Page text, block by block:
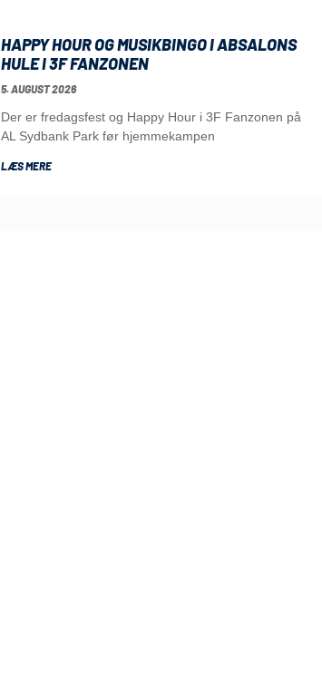
HAPPY HOUR OG MUSIKBINGO I ABSALONS
HULE I 3F FANZONEN
5. AUGUST 2026
Der er fredagsfest og Happy Hour i 3F Fanzonen på
AL Sydbank Park før hjemmekampen
LÆS MERE